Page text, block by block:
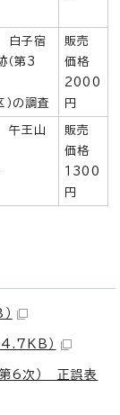
白子宿
（第3
の調査
販売
価格
2000
円
午王山
販売
価格
1300
円
）
6次） 正誤表